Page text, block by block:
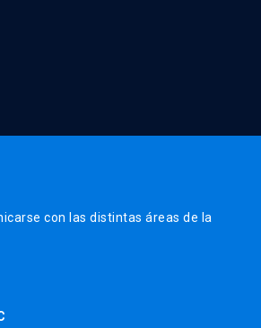
con las distintas áreas de la